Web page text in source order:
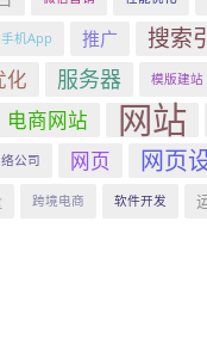
手机App 推广 搜索
化 服务器 模版建站
电商网站 网站
络公司 网页 网页
跨境电商 软件开发